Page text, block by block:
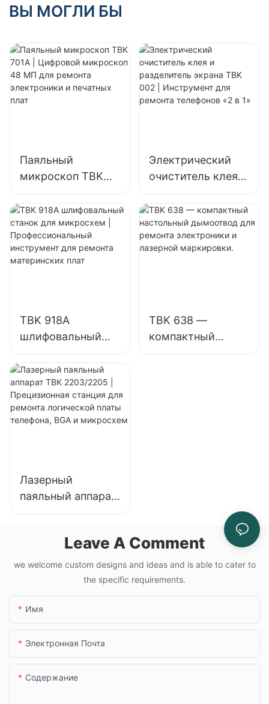
телефонов
ВЫ МОГЛИ БЫ
Паяльный
микроскоп TBK
701A | Цифровой
микроскоп 48 МП
для ремонта
электроники и
печатных плат
Электрический
очиститель клея и
разделитель
экрана TBK 002 |
Инструмент для
ремонта
TBK 918A
шлифовальный
станок для
микросхем |
Профессиональны
й инструмент для
ремонта
TBK 638 —
компактный
настольный
Лазерный
паяльный аппарат
TBK 2203/2205 |
станция для
ремонта
логической платы
микросхем
Leave A Comment
we welcome custom designs and ideas and is able to cater to
the specific requirements.
Имя
Электронная Почта
Содержание